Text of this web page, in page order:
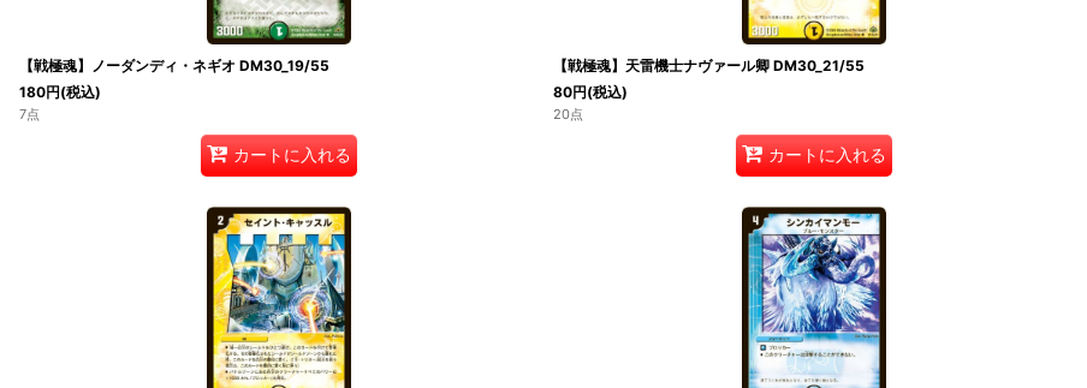
【戦極魂】ノーダンディ・ネギオ DM30_19/55
180円(税込)
7点
カートに入れる
【戦極魂】天雷機士ナヴァール卿 DM30_21/55
80円(税込)
20点
カートに入れる